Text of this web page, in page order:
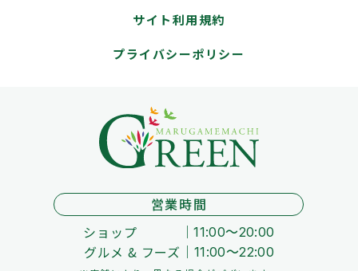
サイト利用規約
プライバシーポリシー
営業時間
ショップ
11:00～20:00
グルメ & フーズ 11:00～22:00